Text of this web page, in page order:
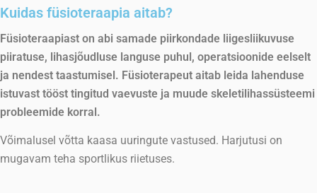
Kuidas füsioteraapia aitab?
Füsioteraapiast on abi samade piirkondade liigesliikuvuse
piiratuse, lihasjõudluse languse puhul, operatsioonide eelselt
ja nendest taastumisel. Füsioterapeut aitab leida lahenduse
istuvast tööst tingitud vaevuste ja muude skeletilihassüsteemi
probleemide korral.
Võimalusel võtta kaasa uuringute vastused. Harjutusi on
mugavam teha sportlikus riietuses.